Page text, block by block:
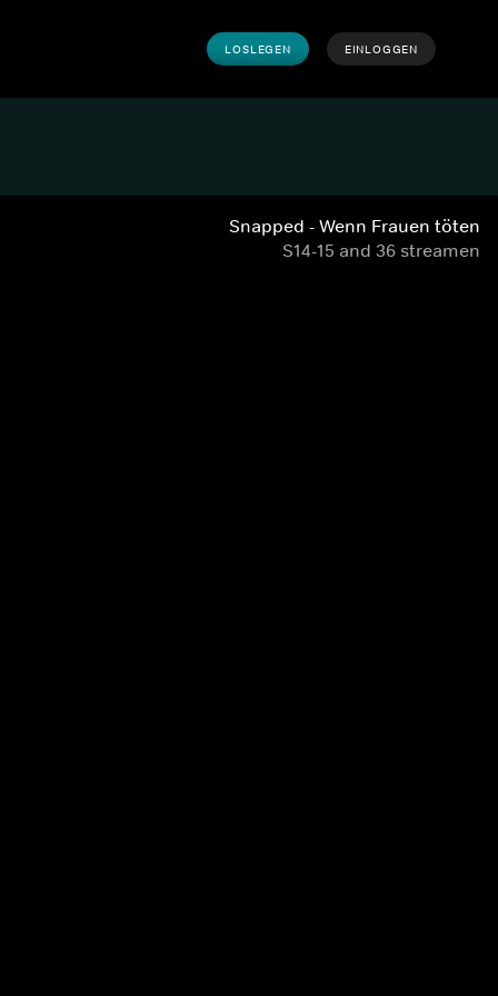
LOSLEGEN EINLOGGEN
Snapped - Wenn Frauen töten
S14-15 and 36 streamen